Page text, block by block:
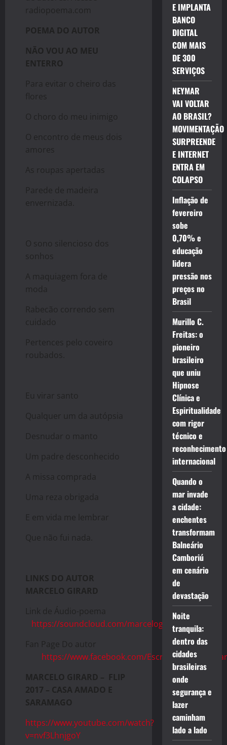
radiopoema.com
POEMA DO AUTOR
NÃO VOU AO MEU
ENTERRO
Para evitar o cheiro das
flores
O choro do meu inimigo
O encontro de meus dois
amores
As roupas apertadas
Parede de madeira
envernizada.
O sono silencioso dos
sonhos
A maquiagem fora de
moda
Rabecão correndo sem
cuidado
Pertences pelo coveiro
roubados.
Eu virar santo
Qualquer um da autópsia
Desnudar o manto
Um padre desconhecido
A missa comprada
Uma reza obrigada
E em vida me lembrar
Que não fui nada.
LINKS DO AUTOR
MARCELO GIRARD
Link de Áudio-poema
https://soundcloud.com/marcelogirard
Fan Page Do autor
https://www.facebook.com/
MARCELO GIRARD – FLIP
2017 – CASA AMADO E
SARAMAGO
https://www.youtube.com/watch?
v=nvf3LhnjgoY
E IMPLANTA
BANCO
DIGITAL
COM MAIS
DE 300
SERVIÇOS
NEYMAR
VAI VOLTAR
AO BRASIL?
MOVIMENTAÇÃO
SURPREENDE
E INTERNET
ENTRA EM
COLAPSO
Inflação de
fevereiro
sobe
0,70% e
educação
lidera
pressão nos
preços no
Brasil
Murillo C.
Freitas: o
pioneiro
brasileiro
que uniu
Hipnose
Clínica e
Espiritualidade
com rigor
técnico e
reconhecimento
internacional
Quando o
mar invade
a cidade:
enchentes
transformam
Balneário
Camboriú
em cenário
de
devastação
Noite
tranquila:
dentro das
cidades
brasileiras
onde
segurança e
lazer
caminham
lado a lado